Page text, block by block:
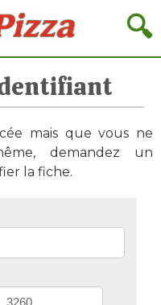
🔍
mais que vous ne
demandez un
la fiche.